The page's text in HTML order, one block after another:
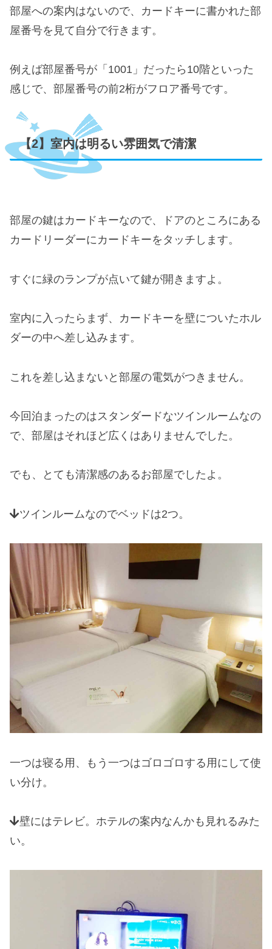
部屋への案内はないので、カードキーに書かれた部
屋番号を見て自分で行きます。
例えば部屋番号が「1001」だったら10階といった
感じで、部屋番号の前2桁がフロア番号です。
【2】室内は明るい雰囲気で清潔
部屋の鍵はカードキーなので、ドアのところにある
カードリーダーにカードキーをタッチします。
すぐに緑のランプが点いて鍵が開きますよ。
室内に入ったらまず、カードキーを壁についたホル
ダーの中へ差し込みます。
これを差し込まないと部屋の電気がつきません。
今回泊まったのはスタンダードなツインルームなの
で、部屋はそれほど広くはありませんでした。
でも、とても清潔感のあるお部屋でしたよ。
ツインルームなのでベッドは2つ。
一つは寝る用、もう一つはゴロゴロする用にして使
い分け。
壁にはテレビ。ホテルの案内なんかも見れるみた
い。